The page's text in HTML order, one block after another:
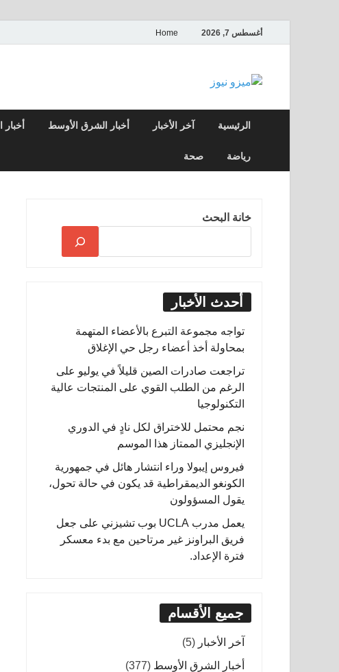
أغسطس 7, 2026 Home
ميزو نيوز
الرئيسية آخر الأخبار أخبار الشرق الأوسط أخبار
رياضة صحة
خانة البحث
أحدث الأخبار
تواجه مجموعة التبرع بالأعضاء المتهمة
بمحاولة أخذ أعضاء رجل حي الإغلاق
تراجعت صادرات الصين قليلاً في يوليو على
الرغم من الطلب القوي على المنتجات عالية
التكنولوجيا
نجم محتمل للاختراق لكل نادٍ في الدوري
الإنجليزي الممتاز هذا الموسم
فيروس إيبولا وراء انتشار هائل في جمهورية
الكونغو الديمقراطية قد يكون في حالة تحول،
يقول المسؤولون
يعمل مدرب UCLA بوب تشيزني على جعل
فريق البراونز غير مرتاحين مع بدء معسكر
فترة الإعداد.
جميع الأقسام
آخر الأخبار (5)
أخبار الشرق الأوسط (377)